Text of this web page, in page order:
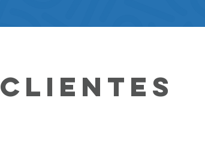
CLIENTES